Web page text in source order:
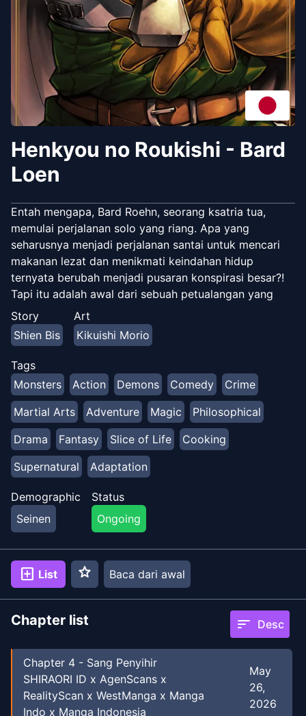
Henkyou no Roukishi - Bard
Loen
Entah mengapa, Bard Roehn, seorang ksatria tua,
memulai perjalanan solo yang riang. Apa yang
seharusnya menjadi perjalanan santai untuk mencari
makanan lezat dan menikmati keindahan hidup
ternyata berubah menjadi pusaran konspirasi besar?!
Tapi itu adalah awal dari sebuah petualangan yang
diceritakan ke seluruh dunia!
Story
Shien Bis
Art
Kikuishi Morio
Tags
Monsters
Action Demons Comedy
Crime
Martial Arts
Adventure Magic
Philosophical
Drama
Fantasy Slice of Life
Cooking
Supernatural
Adaptation
Demographic
Seinen
Status
Ongoing
add_box List star Baca dari awal
Chapter list sort Desc
Chapter 4- Sang Penyihir
SHIRAORI ID x AgenScans x
RealityScan x WestManga x Manga
Indo x Manga Indonesia
May
26,
2026